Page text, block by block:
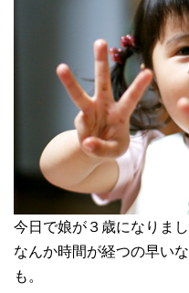
今日で娘が３歳になりまし
なんか時間が経つの早い
も。